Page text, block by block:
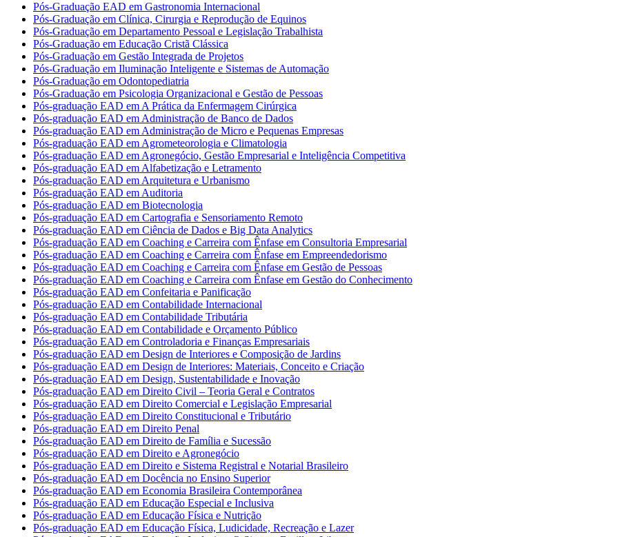
Pós-Graduação EAD em Gastronomia Internacional
Pós-Graduação em Clínica, Cirurgia e Reprodução de Equinos
Pós-Graduação em Departamento Pessoal e Legislação Trabalhista
Pós-Graduação em Educação Cristã Clássica
Pós-Graduação em Gestão Integrada de Projetos
Pós-Graduação em Iluminação Inteligente e Sistemas de Automação
Pós-Graduação em Odontopediatria
Pós-Graduação em Psicologia Organizacional e Gestão de Pessoas
Pós-graduação EAD em A Prática da Enfermagem Cirúrgica
Pós-graduação EAD em Administração de Banco de Dados
Pós-graduação EAD em Administração de Micro e Pequenas Empresas
Pós-graduação EAD em Agrometeorologia e Climatologia
Pós-graduação EAD em Agronegócio, Gestão Empresarial e Inteligência Competitiva
Pós-graduação EAD em Alfabetização e Letramento
Pós-graduação EAD em Arquitetura e Urbanismo
Pós-graduação EAD em Auditoria
Pós-graduação EAD em Biotecnologia
Pós-graduação EAD em Cartografia e Sensoriamento Remoto
Pós-graduação EAD em Ciência de Dados e Big Data Analytics
Pós-graduação EAD em Coaching e Carreira com Ênfase em Consultoria Empresarial
Pós-graduação EAD em Coaching e Carreira com Ênfase em Empreendedorismo
Pós-graduação EAD em Coaching e Carreira com Ênfase em Gestão de Pessoas
Pós-graduação EAD em Coaching e Carreira com Ênfase em Gestão do Conhecimento
Pós-graduação EAD em Confeitaria e Panificação
Pós-graduação EAD em Contabilidade Internacional
Pós-graduação EAD em Contabilidade Tributária
Pós-graduação EAD em Contabilidade e Orçamento Público
Pós-graduação EAD em Controladoria e Finanças Empresariais
Pós-graduação EAD em Design de Interiores e Composição de Jardins
Pós-graduação EAD em Design de Interiores: Materiais, Conceito e Criação
Pós-graduação EAD em Design, Sustentabilidade e Inovação
Pós-graduação EAD em Direito Civil – Teoria Geral e Contratos
Pós-graduação EAD em Direito Comercial e Legislação Empresarial
Pós-graduação EAD em Direito Constitucional e Tributário
Pós-graduação EAD em Direito Penal
Pós-graduação EAD em Direito de Família e Sucessão
Pós-graduação EAD em Direito e Agronegócio
Pós-graduação EAD em Direito e Sistema Registral e Notarial Brasileiro
Pós-graduação EAD em Docência no Ensino Superior
Pós-graduação EAD em Economia Brasileira Contemporânea
Pós-graduação EAD em Educação Especial e Inclusiva
Pós-graduação EAD em Educação Física e Nutrição
Pós-graduação EAD em Educação Física, Ludicidade, Recreação e Lazer